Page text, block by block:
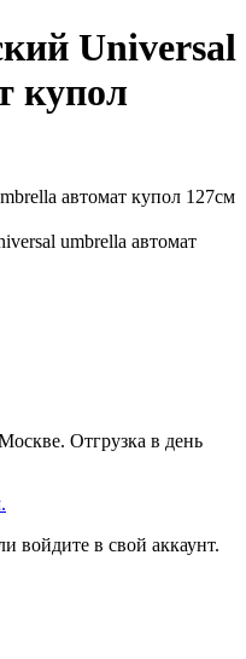
Universal
купол
umbrella автомат
Отгрузка в день
войдите в свой аккаунт.